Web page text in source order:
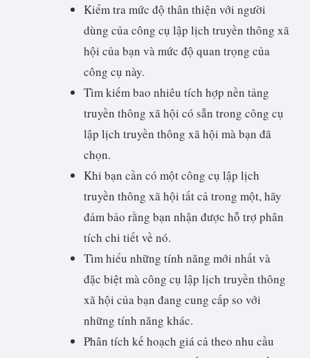
Kiểm tra mức độ thân thiện với người
dùng của công cụ lập lịch truyền thông xã
hội của bạn và mức độ quan trọng của
công cụ này.
Tìm kiếm bao nhiêu tích hợp nền tảng
truyền thông xã hội có sẵn trong công cụ
lập lịch truyền thông xã hội mà bạn đã
chọn.
Khi bạn cần có một công cụ lập lịch
truyền thông xã hội tất cả trong một, hãy
đảm bảo rằng bạn nhận được hỗ trợ phân
tích chi tiết về nó.
Tìm hiểu những tính năng mới nhất và
đặc biệt mà công cụ lập lịch truyền thông
xã hội của bạn đang cung cấp so với
những tính năng khác.
Phân tích kế hoạch giá cả theo nhu cầu